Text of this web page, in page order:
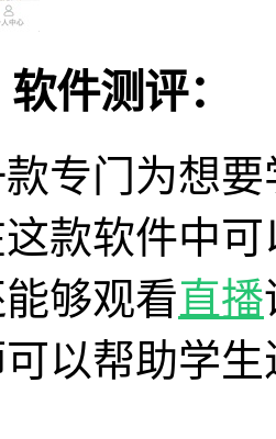
件测评：
专门为想
款软件中
够观看直播
以帮助学